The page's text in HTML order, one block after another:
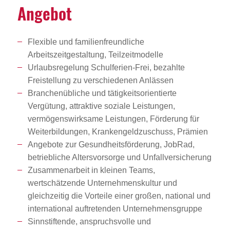
Angebot
Flexible und familienfreundliche
Arbeitszeitgestaltung, Teilzeitmodelle
Urlaubsregelung Schulferien-Frei, bezahlte
Freistellung zu verschiedenen Anlässen
Branchenübliche und tätigkeitsorientierte
Vergütung, attraktive soziale Leistungen,
vermögenswirksame Leistungen, Förderung für
Weiterbildungen, Krankengeldzuschuss, Prämien
Angebote zur Gesundheitsförderung, JobRad,
betriebliche Altersvorsorge und Unfallversicherung
Zusammenarbeit in kleinen Teams,
wertschätzende Unternehmenskultur und
gleichzeitig die Vorteile einer großen, national und
international auftretenden Unternehmensgruppe
Sinnstiftende, anspruchsvolle und